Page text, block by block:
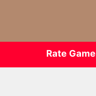
Rate Game